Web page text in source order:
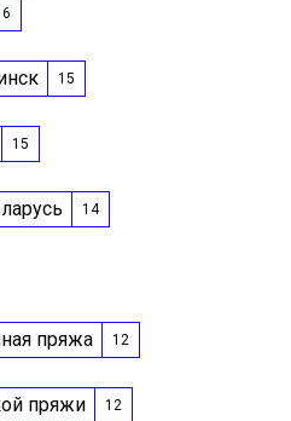
15
15
14
пряжа 12
пряжи 12